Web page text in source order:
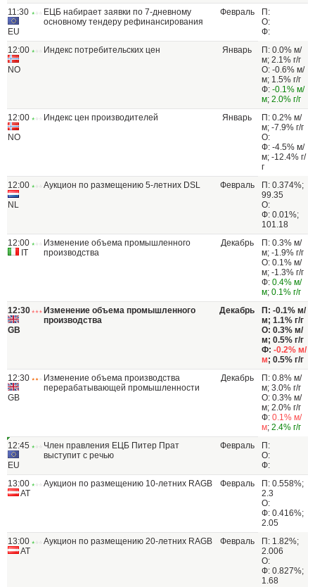
11:30
EU
ЕЦБ набирает заявки по 7-дневному
основному тендеру рефинансирования
Февраль
П:
О:
Ф:
12:00
NO
Индекс потребительских цен Январь
П: 0.0% м/
м; 2.1% г/г
О: -0.6% м/
м; 1.5% г/г
Ф: -0.1% м/
м; 2.0% г/г
12:00
NO
Индекс цен производителей Январь
П: 0.2% м/
м; -7.9% г/г
О:
Ф: -4.5% м/
м; -12.4% г/
г
12:00
NL
Аукцион по размещению 5-летних DSL Февраль
П: 0.374%;
99.35
О:
Ф: 0.01%;
101.18
12:00
IT
Изменение объема промышленного
производства
Декабрь
П: 0.3% м/
м; -1.9% г/г
О: 0.1% м/
м; -1.3% г/г
Ф: 0.4% м/
м; 0.1% г/г
12:30
GB
Изменение объема промышленного
производства
Декабрь
П: -0.1% м/
м; 1.1% г/г
О: 0.3% м/
м; 0.5% г/г
Ф: -0.2% м/
м; 0.5% г/г
12:30
GB
Изменение объема производства
перерабатывающей промышленности
Декабрь
П: 0.8% м/
м; 3.0% г/г
О: 0.3% м/
м; 2.0% г/г
Ф: 0.1% м/
м; 2.4% г/г
12:45
EU
Член правления ЕЦБ Питер Прат
выступит с речью
Февраль
П:
О:
Ф:
13:00
AT
Аукцион по размещению 10-летних RAGB Февраль
П: 0.558%;
2.3
О:
Ф: 0.416%;
2.05
13:00
AT
Аукцион по размещению 20-летних RAGB Февраль
П: 1.82%;
2.006
О:
Ф: 0.827%;
1.68